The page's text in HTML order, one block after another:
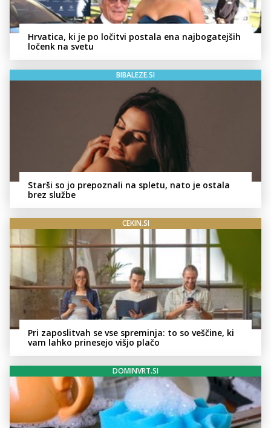
Hrvatica, ki je po ločitvi postala ena najbogatejših
ločenk na svetu
BIBALEZE.SI
Starši so jo prepoznali na spletu, nato je ostala
brez službe
CEKIN.SI
Pri zaposlitvah se vse spreminja: to so veščine, ki
vam lahko prinesejo višjo plačo
DOMINVRT.SI